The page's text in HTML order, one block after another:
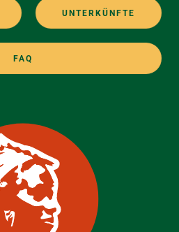
UNTERKÜNFTE
FAQ